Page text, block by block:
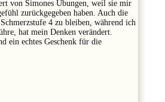
von Simones Übungen, weil sie mir
zurückgegeben haben. Auch die
4 zu bleiben, während ich
hat mein Denken verändert.
ein echtes Geschenk für die